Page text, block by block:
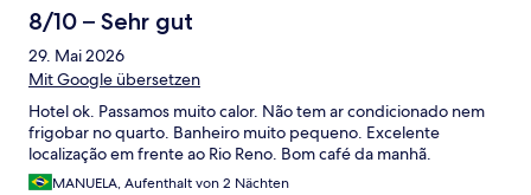
8/10 – Sehr gut
29. Mai 2026
Mit Google übersetzen
Hotel ok. Passamos muito calor. Não tem ar condicionado nem
frigobar no quarto. Banheiro muito pequeno. Excelente
localização em frente ao Rio Reno. Bom café da manhã.
MANUELA, Aufenthalt von 2 Nächten